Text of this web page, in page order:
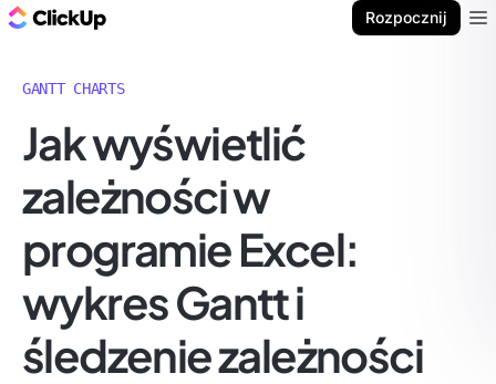
Rozpocznij
GANTT CHARTS
Jak wyświetlić
zależności w
programie Excel:
wykres Gantt i
śledzenie zależności